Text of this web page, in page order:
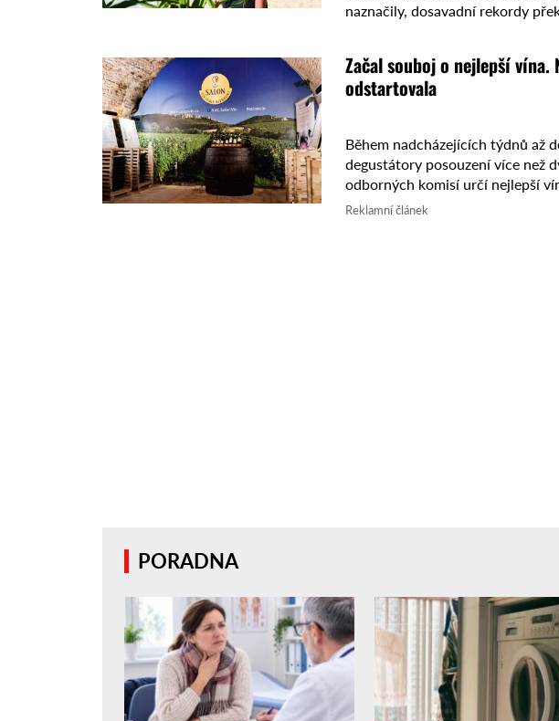
naznačily, dosavadní rekordy
Začal souboj o nejlepší
odstartovala
Během nadcházejících týdnů až
degustátory posouzení více než
odborných komisí určí nejlepší
která se posléze utkají o ...
Reklamní článek
PORADNA